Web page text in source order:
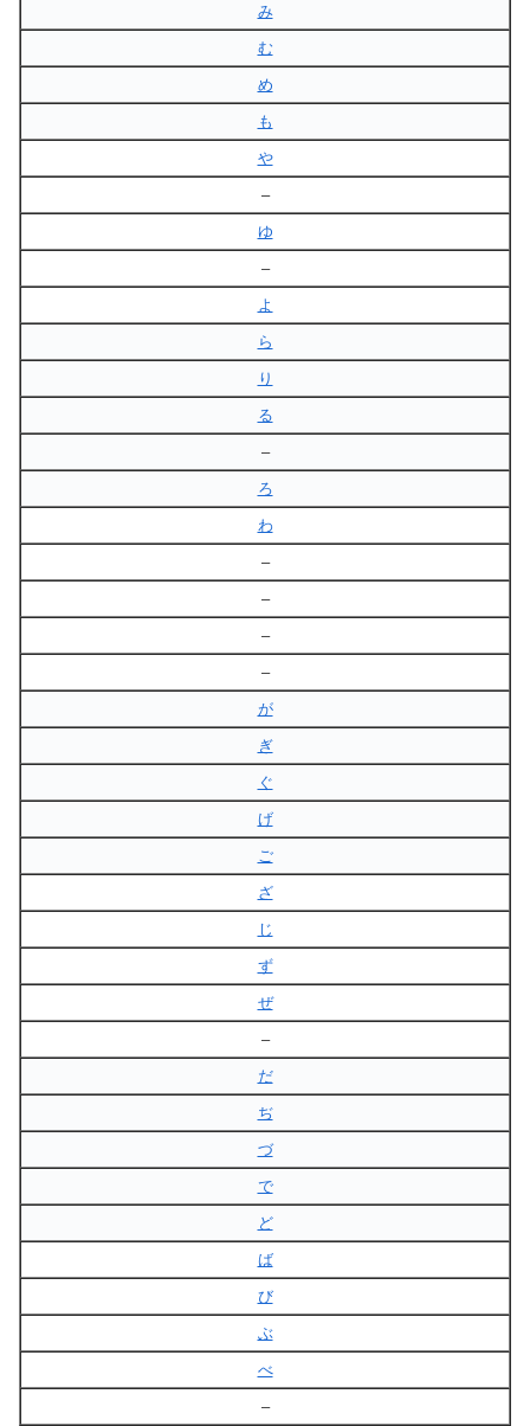
み
む
め
も
や
–
ゆ
–
よ
ら
り
る
–
ろ
わ
–
–
–
–
が
ぎ
ぐ
げ
ご
ざ
じ
ず
ぜ
–
だ
ぢ
づ
で
ど
ば
び
ぶ
べ
–